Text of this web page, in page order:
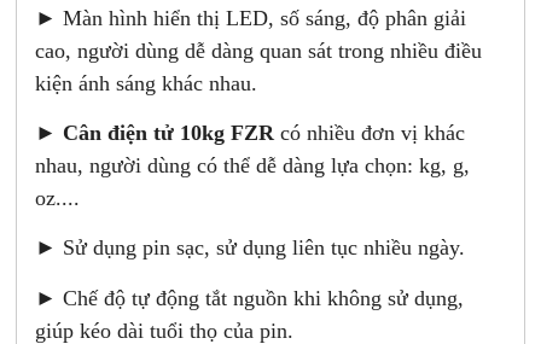
► Màn hình hiển thị LED, số sáng, độ phân giải
cao, người dùng dễ dàng quan sát trong nhiều điều
kiện ánh sáng khác nhau.
► Cân điện tử 10kg FZR có nhiều đơn vị khác
nhau, người dùng có thể dễ dàng lựa chọn: kg, g,
oz....
► Sử dụng pin sạc, sử dụng liên tục nhiều ngày.
► Chế độ tự động tắt nguồn khi không sử dụng,
giúp kéo dài tuổi thọ của pin.